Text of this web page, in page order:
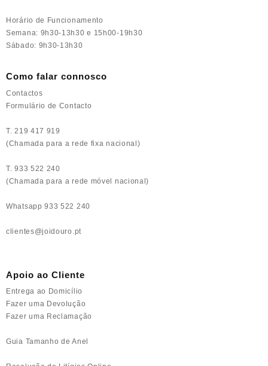
Horário de Funcionamento
Semana: 9h30-13h30 e 15h00-19h30
Sábado: 9h30-13h30
Como falar connosco
Contactos
Formulário de Contacto
T. 219 417 919
(Chamada para a rede fixa nacional)
T. 933 522 240
(Chamada para a rede móvel nacional)
Whatsapp 933 522 240
clientes@joidouro.pt
Apoio ao Cliente
Entrega ao Domicílio
Fazer uma Devolução
Fazer uma Reclamação
Guia Tamanho de Anel